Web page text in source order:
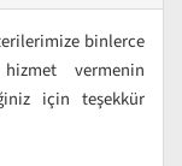
binlerce
vermenin
için teşekkür